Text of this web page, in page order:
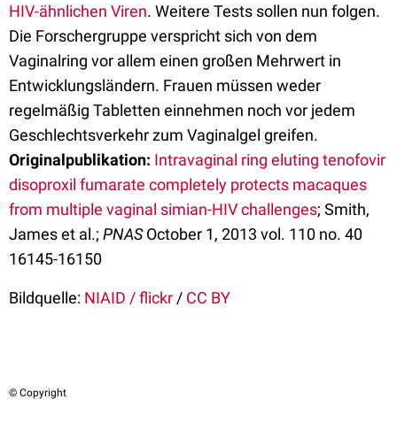
HIV-ähnlichen Viren. Weitere Tests sollen nun folgen.
Die Forschergruppe verspricht sich von dem
Vaginalring vor allem einen großen Mehrwert in
Entwicklungsländern. Frauen müssen weder
regelmäßig Tabletten einnehmen noch vor jedem
Geschlechtsverkehr zum Vaginalgel greifen.
Originalpublikation: Intravaginal ring eluting tenofovir
disoproxil fumarate completely protects macaques
from multiple vaginal simian-HIV challenges; Smith,
James et al.; PNASOctober 1, 2013 vol. 110 no. 40
16145-16150
Bildquelle: NIAID / flickr / CC BY
© Copyright